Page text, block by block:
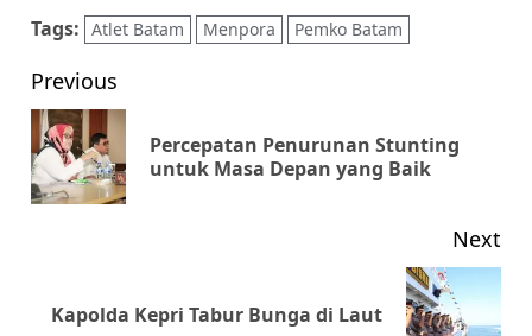
Tags: Atlet Batam Menpora Pemko Batam
Post
navigation
Previous
Percepatan Penurunan Stunting
untuk Masa Depan yang Baik
Next
Next
Kapolda Kepri Tabur Bunga di Laut